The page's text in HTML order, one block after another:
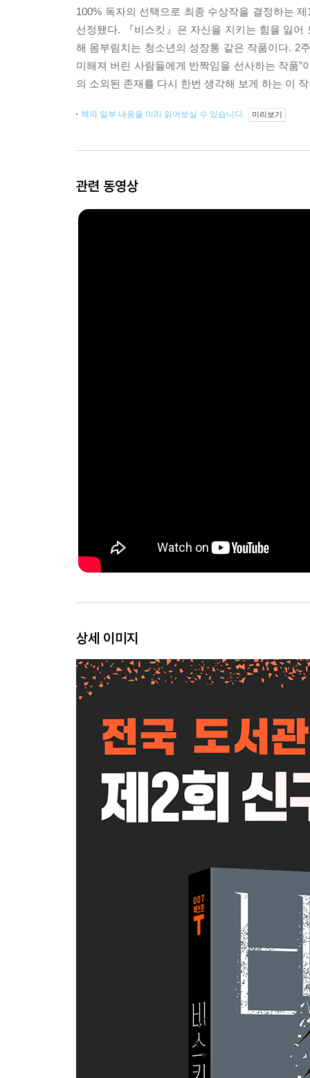
100% 독자의 선택으로 최종 수상작을 결정하는
선정됐다. 『비스킷』은 자신을 지키는 힘을 잃어
해 몸부림치는 청소년의 성장통 같은 작품이다. 2
미해져 버린 사람들에게 반짝임을 선사하는 작품
의 소외된 존재를 다시 한번 생각해 보게 하는 이
책의 일부 내용을 미리 읽어보실 수 있습니다. 미리보기
관련 동영상
상세 이미지